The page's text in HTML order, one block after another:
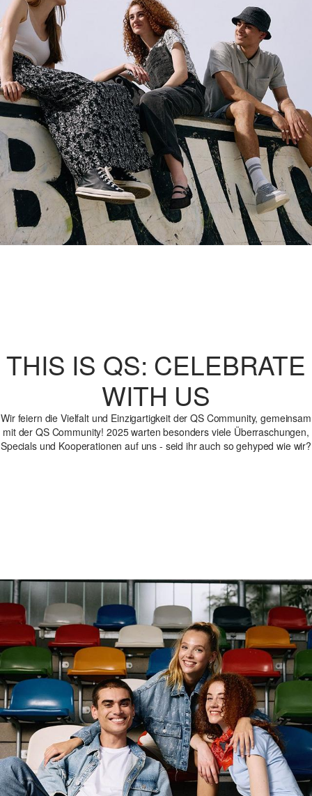
THIS IS QS: CELEBRATE
WITH US
Wir feiern die Vielfalt und Einzigartigkeit der QS Community, gemeinsam
mit der QS Community! 2025 warten besonders viele Überraschungen,
Specials und Kooperationen auf uns - seid ihr auch so gehyped wie wir?